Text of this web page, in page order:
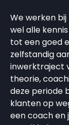
We werken
wel alle
tot een goed
zelfstandig
inwerktraject
theorie,
deze periode
klanten op
een coach en